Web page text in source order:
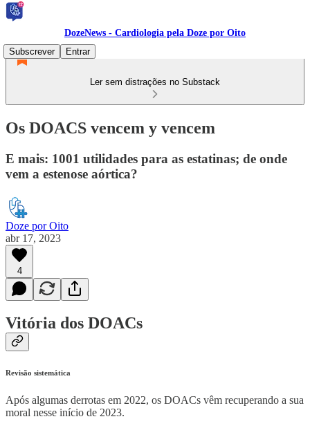
DozeNews - Cardiologia pela Doze por Oito
Subscrever
Entrar
Ler sem distrações no Substack
Os DOACS vencem y vencem
E mais: 1001 utilidades para as estatinas; de onde
vem a estenose aórtica?
Doze por Oito
abr 17, 2023
4
Vitória dos DOACs
Revisão sistemática
Após algumas derrotas em 2022, os DOACs vêm recuperando a sua
moral nesse início de 2023.